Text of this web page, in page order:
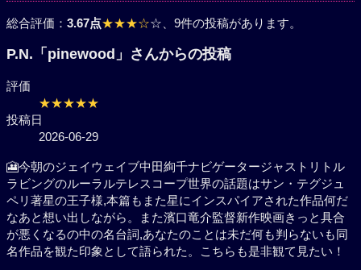
総合評価： 3.67点★★★☆☆、9件の投稿があります。
評価
★★★★★
🎦今朝のジェイウェイブ中田絢千ナビゲータージャス
トリトルラビングのルーラルテレスコープ世界の話題
はサン・テグジュペリ著星の王子様,本篇もまた星にイ
ンスパイアされた作品何だなあと想い出しながら。ま
た濱口竜介監督新作映画きっと具合が悪くなるの中の
名台詞,あなたのことは未だ何も判らないも同名作品を
観た印象として語られた。こちらも是非観て見たい！